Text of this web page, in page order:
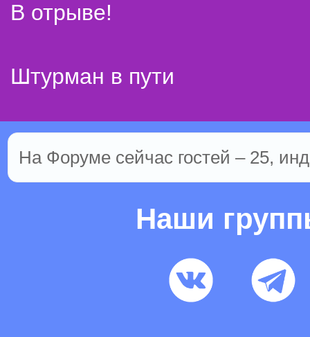
В отрыве!
Штурман в пути
На Форуме сейчас гостей – 25,
Наши